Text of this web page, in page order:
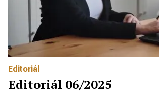
Editoriál
Editoriál 06/2025